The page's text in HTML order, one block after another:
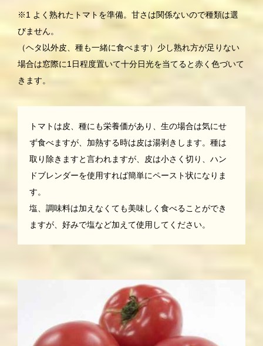
※1 よく熟れたトマトを準備。甘さは関係ないので種類は選
びません。
（ヘタ以外皮、種も一緒に食べます）少し熟れ方が足りない
場合は窓際に1日程度置いて十分日光を当てると赤く色づいて
きます。
トマトは皮、種にも栄養価があり、生の場合は気にせ
ず食べますが、加熱する時は皮は湯剥きします。種は
取り除きますと言われますが、皮は小さく切り、ハン
ドブレンダーを使用すれば簡単にペースト状になりま
す。
塩、調味料は加えなくても美味しく食べることができ
ますが、好みで塩など加えて使用してください。